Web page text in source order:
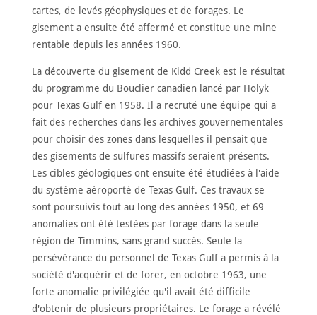
cartes, de levés géophysiques et de forages. Le
gisement a ensuite été affermé et constitue une mine
rentable depuis les années 1960.
La découverte du gisement de Kidd Creek est le résultat
du programme du Bouclier canadien lancé par Holyk
pour Texas Gulf en 1958. Il a recruté une équipe qui a
fait des recherches dans les archives gouvernementales
pour choisir des zones dans lesquelles il pensait que
des gisements de sulfures massifs seraient présents.
Les cibles géologiques ont ensuite été étudiées à l'aide
du système aéroporté de Texas Gulf. Ces travaux se
sont poursuivis tout au long des années 1950, et 69
anomalies ont été testées par forage dans la seule
région de Timmins, sans grand succès. Seule la
persévérance du personnel de Texas Gulf a permis à la
société d'acquérir et de forer, en octobre 1963, une
forte anomalie privilégiée qu'il avait été difficile
d'obtenir de plusieurs propriétaires. Le forage a révélé